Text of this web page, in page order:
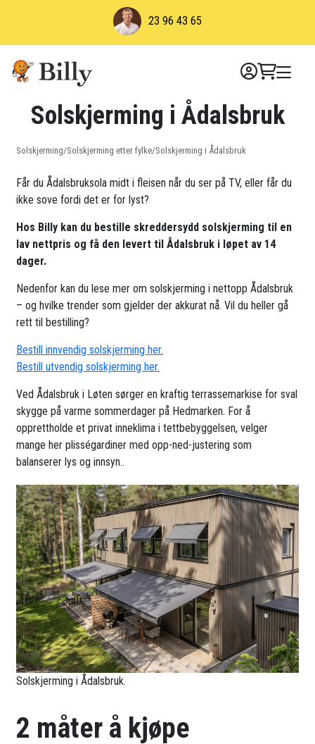
23 96 43 65
Solskjerming i Ådalsbruk
Solskjerming/Solskjerming etter fylke/Solskjerming i Ådalsbruk
Får du Ådalsbruksola midt i fleisen når du ser på TV, eller får du
ikke sove fordi det er for lyst?
Hos Billy kan du bestille skreddersydd solskjerming til en
lav nettpris og få den levert til Ådalsbruk i løpet av 14
dager.
Nedenfor kan du lese mer om solskjerming i nettopp Ådalsbruk
– og hvilke trender som gjelder der akkurat nå. Vil du heller gå
rett til bestilling?
Bestill innvendig solskjerming her.
Bestill utvendig solskjerming her.
Ved Ådalsbruk i Løten sørger en kraftig terrassemarkise for sval
skygge på varme sommerdager på Hedmarken. For å
opprettholde et privat inneklima i tettbebyggelsen, velger
mange her plisségardiner med opp-ned-justering som
balanserer lys og innsyn..
Solskjerming i Ådalsbruk.
2 måter å kjøpe